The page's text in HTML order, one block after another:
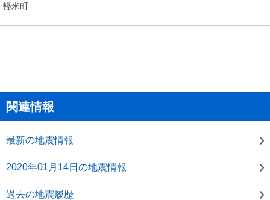
軽米町
関連情報
最新の地震情報
2020年01月14日の地震情報
過去の地震履歴